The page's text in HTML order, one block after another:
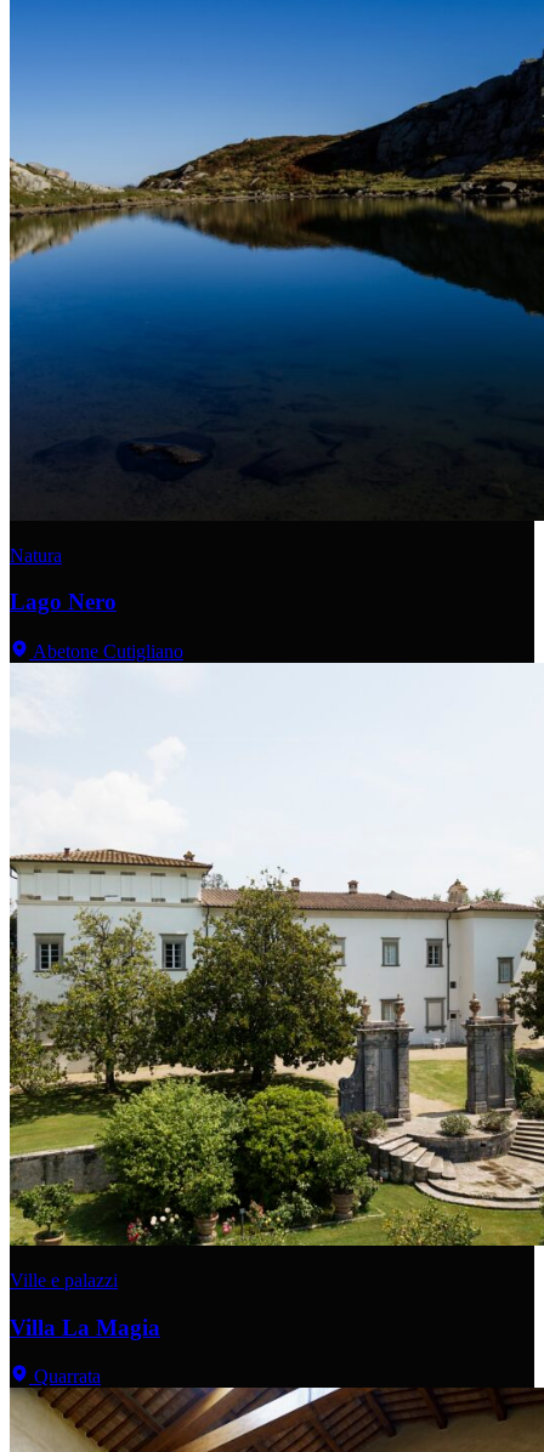
Natura
Lago Nero
Abetone Cutigliano
Ville e palazzi
Villa La Magia
Quarrata